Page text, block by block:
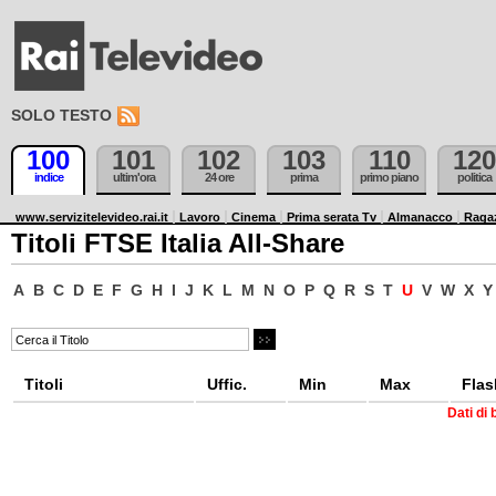
SOLO TESTO
100
indice
101
ultim'ora
102
24 ore
103
prima
110
primo piano
120
politica
www.servizitelevideo.rai.it Lavoro Cinema Prima serata Tv Almanacco
Titoli FTSE Italia All-Share
A B C D E F G H I J K L M N O P Q R S T U V W X Y
Titoli Uffic. Min Max
Dati di